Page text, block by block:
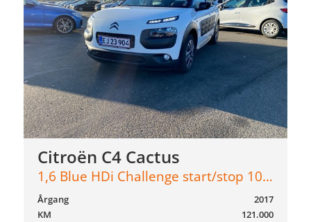
Citroën C4 Cactus
1,6 Blue HDi Challenge start/stop 100HK 5d
2017
Årgang
121.000
KM